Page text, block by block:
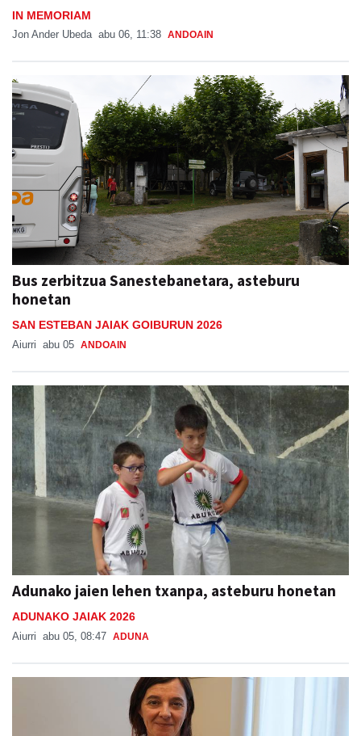
IN MEMORIAM
Jon Ander Ubeda abu 06, 11:38 ANDOAIN
Bus zerbitzua Sanestebanetara, asteburu
honetan
SAN ESTEBAN JAIAK GOIBURUN 2026
Aiurri abu 05 ANDOAIN
Adunako jaien lehen txanpa, asteburu honetan
ADUNAKO JAIAK 2026
Aiurri abu 05, 08:47 ADUNA